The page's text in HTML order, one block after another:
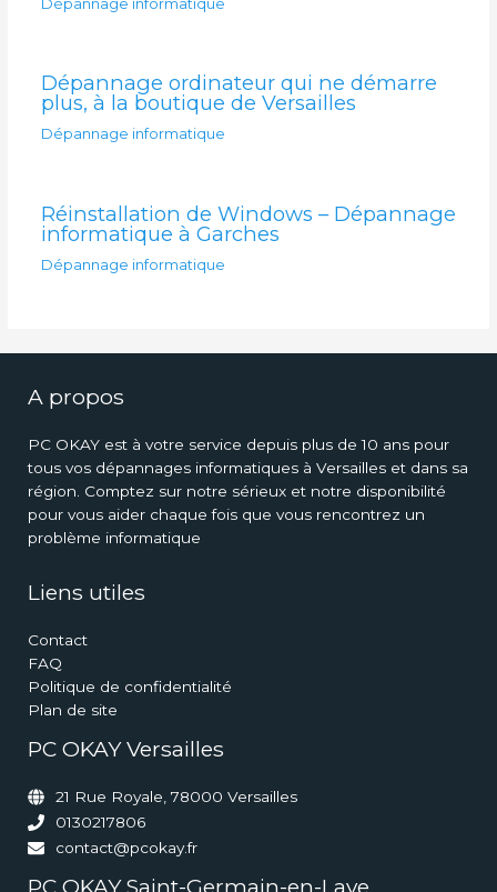
Dépannage informatique
Dépannage ordinateur qui ne démarre
plus, à la boutique de Versailles
Dépannage informatique
Réinstallation de Windows – Dépannage
informatique à Garches
Dépannage informatique
A propos
PC OKAY est à votre service depuis plus de 10 ans pour
tous vos dépannages informatiques à Versailles et dans sa
région. Comptez sur notre sérieux et notre disponibilité
pour vous aider chaque fois que vous rencontrez un
problème informatique
Liens utiles
Contact
FAQ
Politique de confidentialité
Plan de site
PC OKAY Versailles
21 Rue Royale, 78000 Versailles
0130217806
contact@pcokay.fr
PC OKAY Saint-Germain-en-Laye